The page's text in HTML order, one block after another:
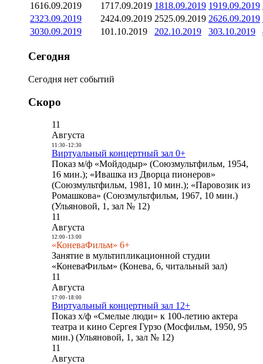
1616.09.2019 1717.09.2019 1818.09.2019 1919.09.2019
2323.09.2019 2424.09.2019 2525.09.2019 2626.09.2019
3030.09.2019 101.10.2019 202.10.2019 303.10.2019
Сегодня
Сегодня нет событий
Скоро
11
Августа
11:30- 12:30
Виртуальный концертный зал 0+
Показ м/ф «Мойдодыр» (Союзмультфильм, 1954,
16 мин.); «Ивашка из Дворца пионеров»
(Союзмультфильм, 1981, 10 мин.); «Паровозик из
Ромашкова» (Союзмультфильм, 1967, 10 мин.)
(Ульяновой, 1, зал № 12)
11
Августа
12:00- 13:00
«КоневаФильм» 6+
Занятие в мультипликационной студии
«КоневаФильм» (Конева, 6, читальный зал)
11
Августа
17:00- 18:00
Виртуальный концертный зал 12+
Показ х/ф «Смелые люди» к 100-летию актера
театра и кино Сергея Гурзо (Мосфильм, 1950, 95
мин.) (Ульяновой, 1, зал № 12)
11
Августа